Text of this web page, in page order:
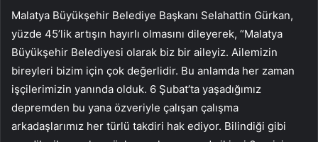
Malatya Büyükşehir Belediye Başkanı Selahattin Gürkan,
yüzde 45’lik artışın hayırlı olmasını dileyerek, “Malatya
Büyükşehir Belediyesi olarak biz bir aileyiz. Ailemizin
bireyleri bizim için çok değerlidir. Bu anlamda her zaman
işçilerimizin yanında olduk. 6 Şubat’ta yaşadığımız
depremden bu yana özveriyle çalışan çalışma
arkadaşlarımız her türlü takdiri hak ediyor. Bilindiği gibi